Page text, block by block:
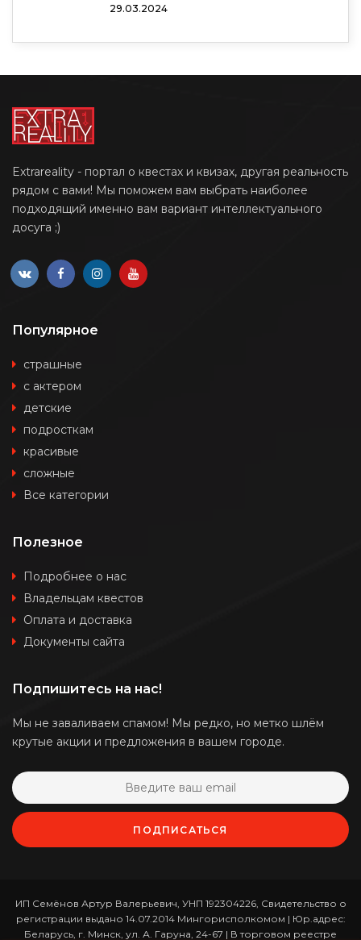
29.03.2024
Extrareality - портал о квестах и квизах, другая реальность
рядом с вами! Мы поможем вам выбрать наиболее
подходящий именно вам вариант интеллектуального
досуга ;)
Популярное
страшные
с актером
детские
подросткам
красивые
сложные
Все категории
Полезное
Подробнее о нас
Владельцам квестов
Оплата и доставка
Документы сайта
Подпишитесь на нас!
Мы не заваливаем спамом! Мы редко, но метко шлём
крутые акции и предложения в вашем городе.
ПОДПИСАТЬСЯ
ИП Семёнов Артур Валерьевич, УНП 192304226, Свидетельство о
регистрации выдано 14.07.2014 Мингорисполкомом | Юр.адрес:
Беларусь, г. Минск, ул. А. Гаруна, 24-67 | В торговом реестре